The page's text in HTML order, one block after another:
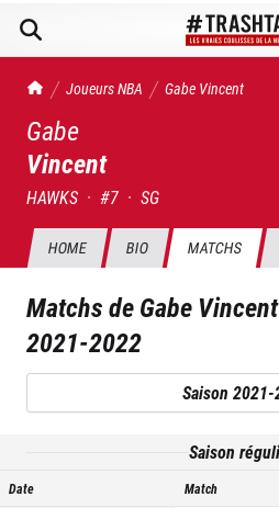
TrashTalk Actu NBA
Joueurs NBA Gabe Vincent
Gabe
Vincent
HAWKS · #7 · SG
HOME BIO MATCHS
Matchs deGabe Vincent
2021-2022
Saison 2021-
Saison
Date Match